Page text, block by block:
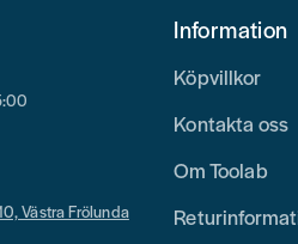
Västra Frölunda
Information
Köpvillkor
Kontakta oss
Om Toolab